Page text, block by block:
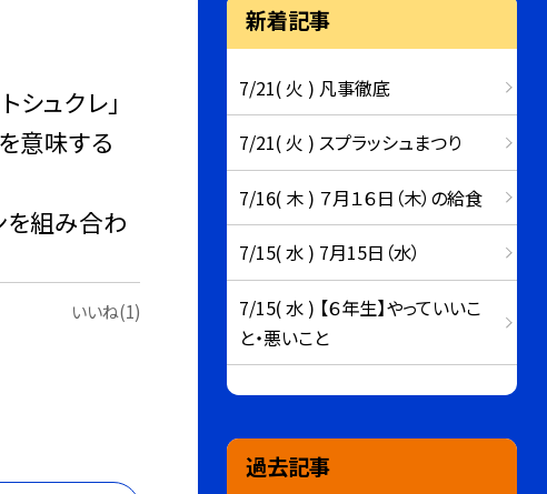
シュクレ」
意味する
を組み合わ
いいね(1)
新着記事
7/21( 火 ) 凡事徹底
7/21( 火 ) スプラッシュまつり
7/16( 木 ) ７月１６日（木）の給食
7/15( 水 ) 7月15日（水）
7/15( 水 ) 【６年生】やっていいこ
と・悪いこと
過去記事